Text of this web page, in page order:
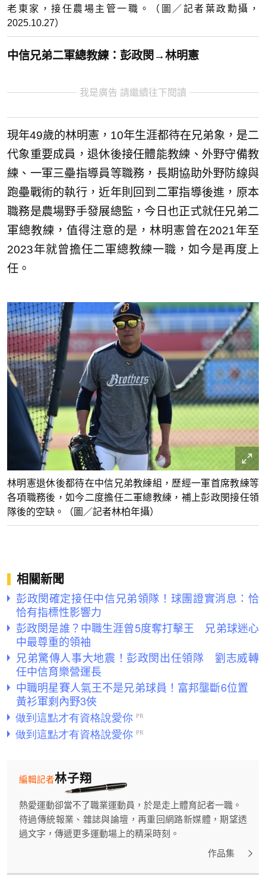
老東家，接任農場主管一職。（圖／記者葉政勳攝，
2025.10.27）
中信兄弟二軍總教練：彭政閔→林明憲
我是廣告 請繼續往下閱讀
現年49歲的林明憲，10年生涯都待在兄弟象，是二
代象重要成員，退休後接任體能教練、外野守備教
練、一軍三壘指導員等職務，長期協助外野防線與
跑壘戰術的執行，近年則回到二軍指導後進，原本
職務是農場野手發展總監，今日也正式就任兄弟二
軍總教練，值得注意的是，林明憲曾在2021年至
2023年就曾擔任二軍總教練一職，如今是再度上
任。
林明憲退休後都待在中信兄弟教練組，歷經一軍首席教練等
各項職務後，如今二度擔任二軍總教練，補上彭政閔接任領
隊後的空缺。（圖／記者林柏年攝）
相關新聞
彭政閔確定接任中信兄弟領隊！球團證實消息：恰
恰有指標性影響力
彭政閔是誰？中職生涯曾5度奪打擊王 兄弟球迷心
中最尊重的領袖
兄弟驚傳人事大地震！彭政閔出任領隊 劉志威轉
任中信育樂營運長
中職明星賽人氣王不是兄弟球員！富邦壟斷6位置
黃衫軍剩內野3俠
林子翔
編輯記者
熱愛運動卻當不了職業運動員，於是走上體育記者一職。
待過傳統報業、雜誌與論壇，再重回網路新媒體，期望透
過文字，傳遞更多運動場上的精采時刻。
作品集